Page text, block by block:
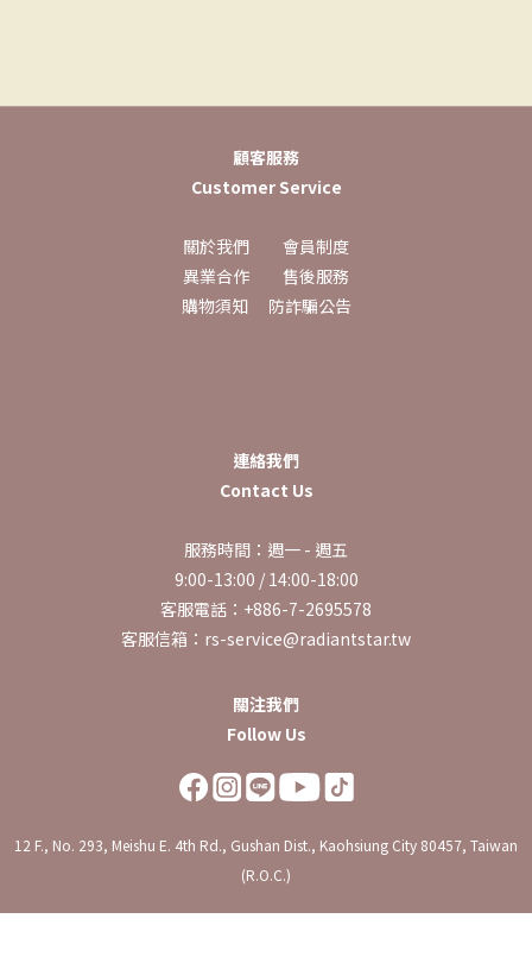
顧客服務
Customer Service
關於我們
會員制度
異業合作
售後服務
購物須知
防詐騙公告
連絡我們
Contact Us
服務時間：週一 - 週五
9:00-13:00 / 14:00-18:00
客服電話：+886-7-2695578
客服信箱：rs-service@radiantstar.tw
關注我們
Follow Us
12 F., No. 293, Meishu E. 4th Rd., Gushan Dist., Kaohsiung City 80457, Taiwan
(R.O.C.)